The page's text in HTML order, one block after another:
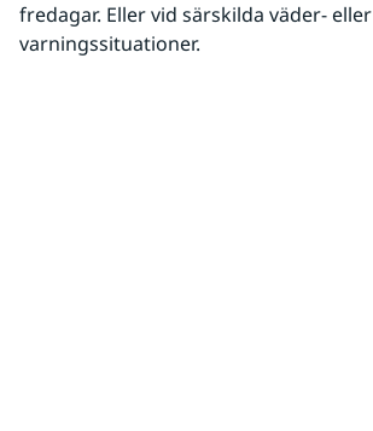
fredagar. Eller vid särskilda väder- eller
varningssituationer.